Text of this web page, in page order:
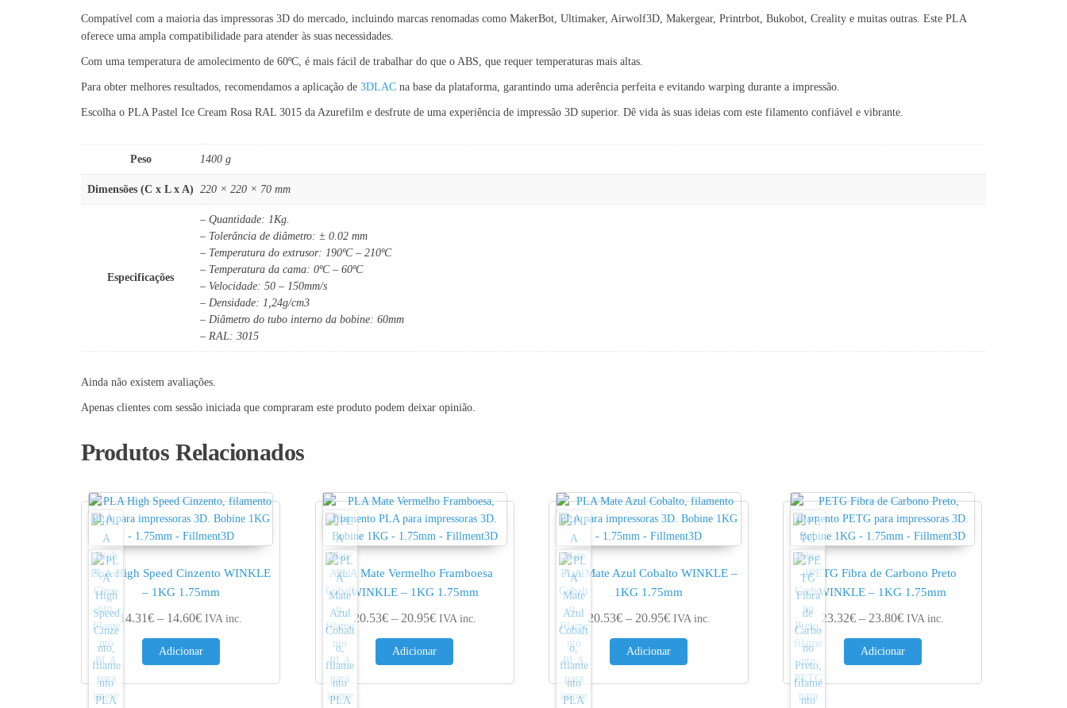
Compatível com a maioria das impressoras 3D do mercado, incluindo marcas renomadas como MakerBot, Ultimaker, Airwolf3D, Makergear, Printrbot, Bukobot, Creality e muitas outras. Este PLA
oferece uma ampla compatibilidade para atender às suas necessidades.
Com uma temperatura de amolecimento de 60ºC, é mais fácil de trabalhar do que o ABS, que requer temperaturas mais altas.
Para obter melhores resultados, recomendamos a aplicação de 3DLAC na base da plataforma, garantindo uma aderência perfeita e evitando warping durante a impressão.
Escolha o PLA Pastel Ice Cream Rosa RAL 3015 da Azurefilm e desfrute de uma experiência de impressão 3D superior. Dê vida às suas ideias com este filamento confiável e vibrante.
Peso 1400 g
Dimensões (C x L x A) 220 × 220 × 70 mm
Especificações
– Quantidade: 1Kg.
– Tolerância de diâmetro: ± 0.02 mm
– Temperatura do extrusor: 190ºC – 210ºC
– Temperatura da cama: 0ºC – 60ºC
– Velocidade: 50 – 150mm/s
– Densidade: 1,24g/cm3
– Diâmetro do tubo interno da bobine: 60mm
– RAL: 3015
Ainda não existem avaliações.
Apenas clientes com sessão iniciada que compraram este produto podem deixar opinião.
Produtos Relacionados
PLA High Speed Cinzento WINKLE
– 1KG 1.75mm
14.31€ – 14.60€Price range: 14.31€ through 14.60€
IVA inc.
Adicionar
PLA Mate Vermelho Framboesa
WINKLE – 1KG 1.75mm
20.53€ – 20.95€Price range: 20.53€ through 20.95€
IVA inc.
Adicionar
PLA Mate Azul Cobalto WINKLE –
1KG 1.75mm
20.53€ – 20.95€Price range: 20.53€ through 20.95€
IVA inc.
Adicionar
PETG Fibra de Carbono Preto
WINKLE – 1KG 1.75mm
23.32€ – 23.80€Price range: 23.32€ through
IVA inc.
Adicionar